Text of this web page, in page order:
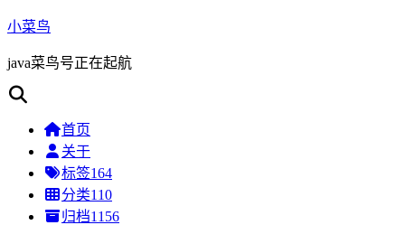
小菜鸟
java菜鸟号正在起航
首页
关于
标签164
分类110
归档1156